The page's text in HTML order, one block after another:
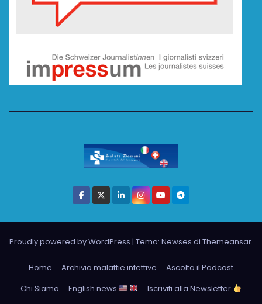
Proudly powered by WordPress | Tema: Newses di Themeansar.
Home Archivio malattie infettive
Ascolta il Podcast
Chi Siamo
English news
Iscriviti alla Newsletter